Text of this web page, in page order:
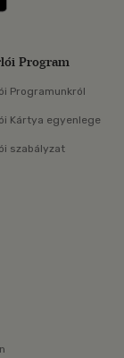
Program
Programunkról
Kártya egyenlege
szabályzat